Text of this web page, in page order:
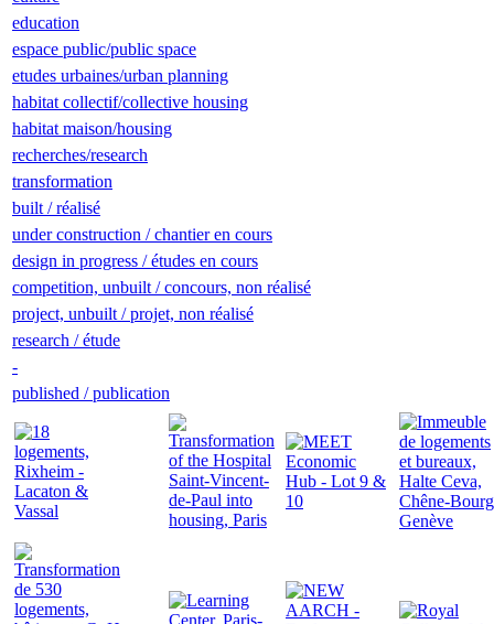
education
espace public/public space
etudes urbaines/urban planning
habitat collectif/collective housing
habitat maison/housing
recherches/research
transformation
built / réalisé
under construction / chantier en cours
design in progress / études en cours
competition, unbuilt / concours, non réalisé
project, unbuilt / projet, non réalisé
research / étude
-
published / publication